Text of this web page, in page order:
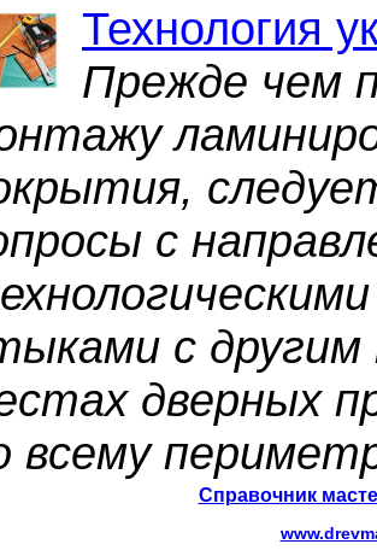
Технология
Прежде чем
с
с
дверных
всему
Справочник